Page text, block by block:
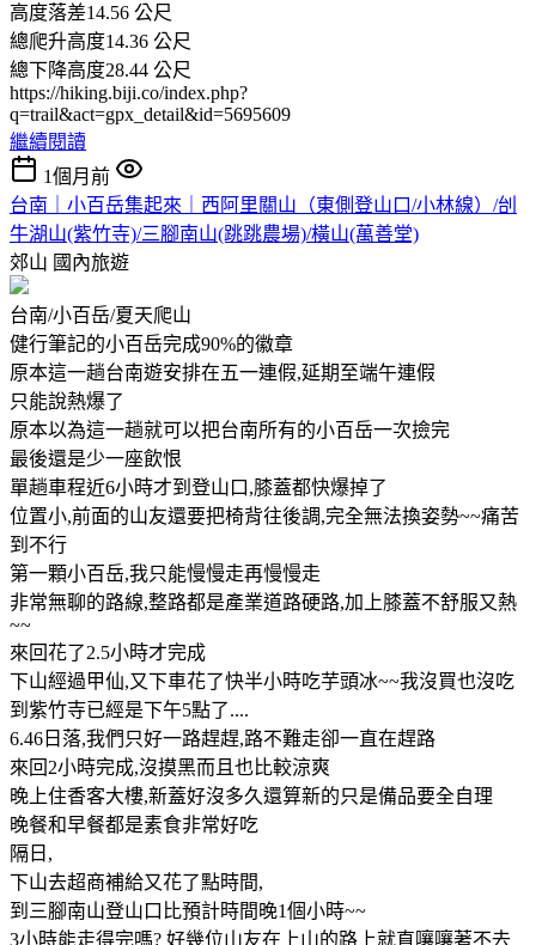
高度落差14.56 公尺
總爬升高度14.36 公尺
總下降高度28.44 公尺
https://hiking.biji.co/index.php?
q=trail&act=gpx_detail&id=5695609
繼續閱讀
1個月前
台南｜小百岳集起來｜西阿里關山（東側登山口/小林線）/刣
牛湖山(紫竹寺)/三腳南山(跳跳農場)/橫山(萬善堂)
郊山 國內旅遊
台南/小百岳/夏天爬山
健行筆記的小百岳完成90%的徽章
原本這一趟台南遊安排在五一連假,延期至端午連假
只能說熱爆了
原本以為這一趟就可以把台南所有的小百岳一次撿完
最後還是少一座飲恨
單趟車程近6小時才到登山口,膝蓋都快爆掉了
位置小,前面的山友還要把椅背往後調,完全無法換姿勢~~痛苦
到不行
第一顆小百岳,我只能慢慢走再慢慢走
非常無聊的路線,整路都是產業道路硬路,加上膝蓋不舒服又熱
~~
來回花了2.5小時才完成
下山經過甲仙,又下車花了快半小時吃芋頭冰~~我沒買也沒吃
到紫竹寺已經是下午5點了....
6.46日落,我們只好一路趕趕,路不難走卻一直在趕路
來回2小時完成,沒摸黑而且也比較涼爽
晚上住香客大樓,新蓋好沒多久還算新的只是備品要全自理
晚餐和早餐都是素食非常好吃
隔日,
下山去超商補給又花了點時間,
到三腳南山登山口比預計時間晚1個小時~~
3小時能走得完嗎? 好幾位山友在上山的路上就直嚷嚷著不去